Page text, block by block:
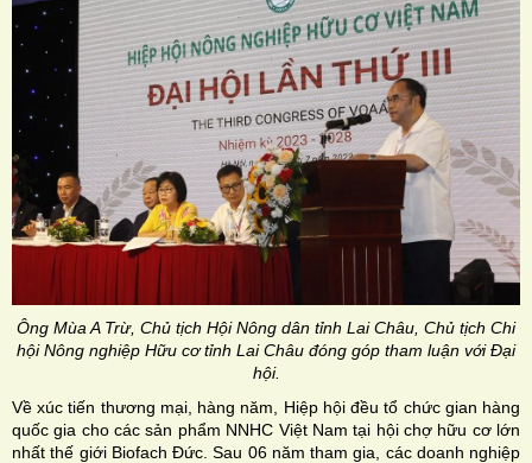
Ông Mùa A Trừ, Chủ tịch Hội Nông dân tỉnh Lai Châu, Chủ tịch Chi
hội Nông nghiệp Hữu cơ tỉnh Lai Châu đóng góp tham luận với Đại
hội.
Về xúc tiến thương mại, hàng năm, Hiệp hội đều tổ chức gian hàng
quốc gia cho các sản phẩm NNHC Việt Nam tại hội chợ hữu cơ lớn
nhất thế giới Biofach Đức. Sau 06 năm tham gia, các doanh nghiệp